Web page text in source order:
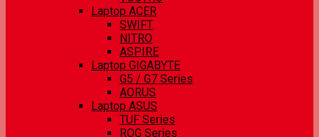
Laptop ACER
SWIFT
NITRO
ASPIRE
Laptop GIGABYTE
G5 / G7 Series
AORUS
Laptop ASUS
TUF Series
ROG Series